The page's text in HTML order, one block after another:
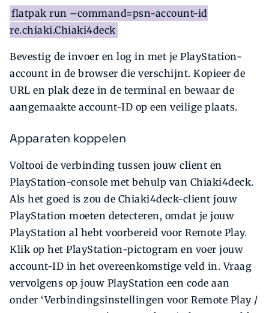
flatpak run –command=psn-account-id
re.chiaki.Chiaki4deck
Bevestig de invoer en log in met je PlayStation-
account in de browser die verschijnt. Kopieer de
URL en plak deze in de terminal en bewaar de
aangemaakte account-ID op een veilige plaats.
Apparaten koppelen
Voltooi de verbinding tussen jouw client en
PlayStation-console met behulp van Chiaki4deck.
Als het goed is zou de Chiaki4deck-client jouw
PlayStation moeten detecteren, omdat je jouw
PlayStation al hebt voorbereid voor Remote Play.
Klik op het PlayStation-pictogram en voer jouw
account-ID in het overeenkomstige veld in. Vraag
vervolgens op jouw PlayStation een code aan
onder ‘Verbindingsinstellingen voor Remote Play /